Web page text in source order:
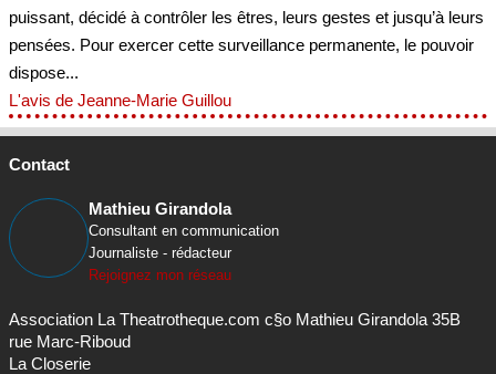
puissant, décidé à contrôler les êtres, leurs gestes et jusqu’à leurs
pensées. Pour exercer cette surveillance permanente, le pouvoir
dispose...
L'avis de Jeanne-Marie Guillou
Contact
Mathieu Girandola
Consultant en communication
Journaliste - rédacteur
Rejoignez mon réseau
Association La Theatrotheque.com c§o Mathieu Girandola 35B
rue Marc-Riboud
La Closerie